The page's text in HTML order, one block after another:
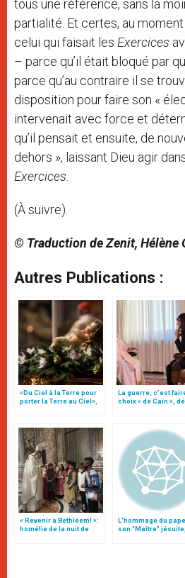
tous une référence, sans la
partialité. Et certes, au
celui qui faisait les Exercices
– parce qu’il était bloqué par
parce qu’au contraire il se
disposition pour faire son «
intervenait avec force et
qu’il pensait et ensuite, de
dehors », laissant Dieu agir
Exercices.
(À suivre).
© Traduction de Zenit, Hélène
Autres Publications :
«Du Ciel à la Terre pour
porter la Terre au Ciel»,
La guerre, c’est
choix « de Caïn »,
« Revenir à Bethléem! »:
homélie de la nuit de
L'hommage du
son "Maître"